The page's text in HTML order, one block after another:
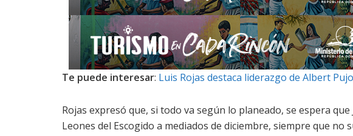
Te puede interesar: Luis Rojas destaca liderazgo de Albert
Rojas expresó que, si todo va según lo planeado, se espera
Leones del Escogido a mediados de diciembre, siempre que no